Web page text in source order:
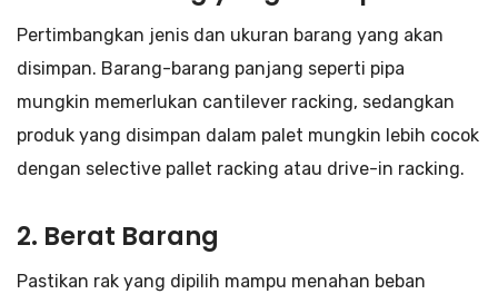
Pertimbangkan jenis dan ukuran barang yang akan
disimpan. Barang-barang panjang seperti pipa
mungkin memerlukan cantilever racking, sedangkan
produk yang disimpan dalam palet mungkin lebih cocok
dengan selective pallet racking atau drive-in racking.
2. Berat Barang
Pastikan rak yang dipilih mampu menahan beban